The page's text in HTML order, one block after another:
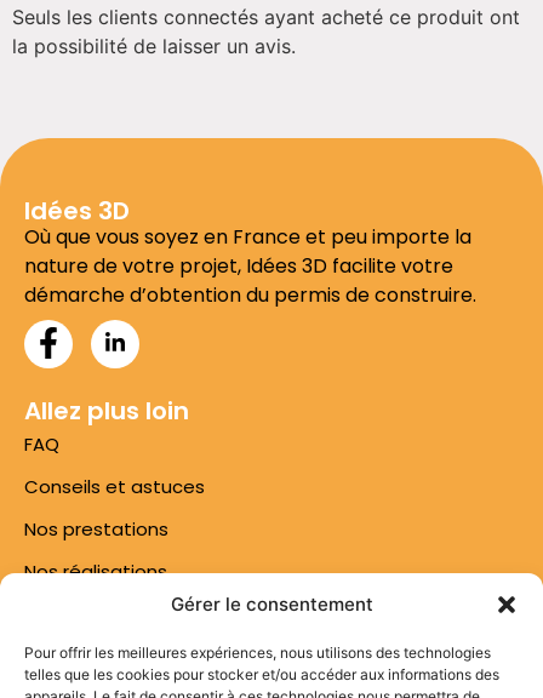
Gérer le consentement
Pour offrir les meilleures expériences, nous utilisons des technologies
telles que les cookies pour stocker et/ou accéder aux informations des
Seuls les clients connectés ayant acheté ce produit ont
la possibilité de laisser un avis.
Idées 3D
Où que vous soyez en France et peu importe la
nature de votre projet, Idées 3D facilite votre
démarche d’obtention du permis de construire.
Allez plus loin
FAQ
Conseils et astuces
Nos prestations
Nos réalisations
Mentions légales